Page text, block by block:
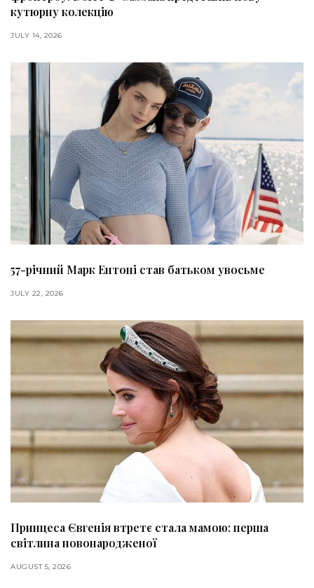
кутюрну колекцію
JULY 14, 2026
57-річний Марк Ентоні став батьком увосьме
JULY 22, 2026
Принцеса Євгенія втретє стала мамою: перша
світлина новонародженої
AUGUST 5, 2026